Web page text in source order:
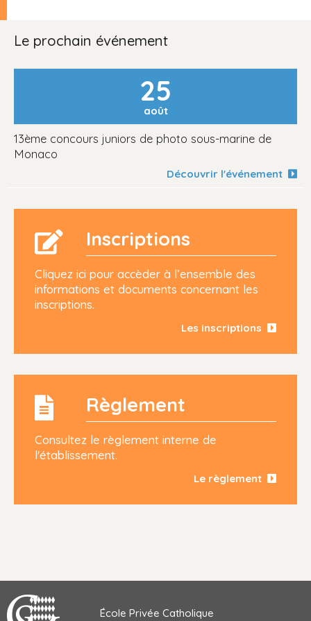
Le prochain événement
25
août
13ème concours juniors de photo sous-marine de
Monaco
Découvrir l'événement
Inscriptions
Cliquez ici pour accèder à l’ensemble des
informations et documents concernant les
inscriptions.
Les inscriptions
Règlement
Consultez le règlement interne de
l'établissement.
Le règlement
École Privée Catholique